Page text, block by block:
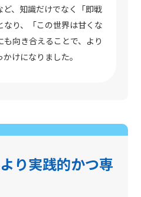
、知識だけでなく「即戦
り、「この世界は甘くな
向き合えることで、より
けになりました。
り実践的かつ専